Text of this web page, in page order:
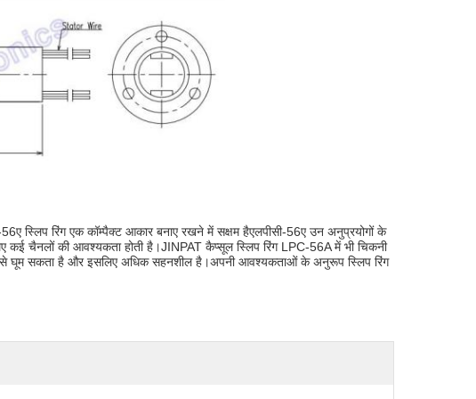
स्लिप रिंग एक कॉम्पैक्ट आकार बनाए रखने में सक्षम हैएलपीसी-56ए उन अनुप्रयोगों के
कई चैनलों की आवश्यकता होती है।JINPAT कैप्सूल स्लिप रिंग LPC-56A में भी चिकनी
से घूम सकता है और इसलिए अधिक सहनशील है।अपनी आवश्यकताओं के अनुरूप स्लिप रिंग